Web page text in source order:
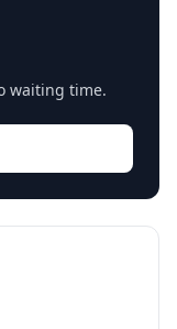
waiting time.